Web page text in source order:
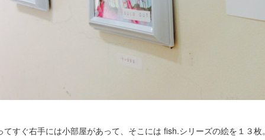
てすぐ右手には小部屋があって、そこには fish.シリーズの絵を１３枚